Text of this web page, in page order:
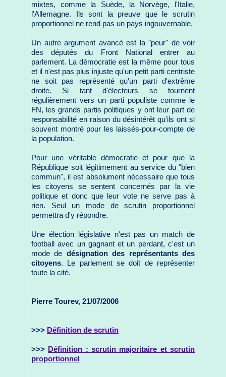
mixtes, comme la Suède, la Norvège, l'Italie,
l'Allemagne. Ils sont la preuve que le scrutin
proportionnel ne rend pas un pays ingouvernable.
Un autre argument avancé est la "peur" de voir
des députés du Front National entrer au
parlement. La démocratie est la même pour tous
et il n'est pas plus injuste qu'un petit parti centriste
ne soit pas représenté qu'un parti d'extrême
droite. Si tant d'électeurs se tournent
régulièrement vers un parti populiste comme le
FN, les grands partis politiques y ont leur part de
responsabilité en raison du désintérêt qu'ils ont si
souvent montré pour les laissés-pour-compte de
la population.
Pour une véritable démocratie et pour que la
République soit légitimement au service du "bien
commun", il est absolument nécessaire que tous
les citoyens se sentent concernés par la vie
politique et donc que leur vote ne serve pas à
rien. Seul un mode de scrutin proportionnel
permettra d'y répondre.
Une élection législative n'est pas un match de
football avec un gagnant et un perdant, c'est un
mode de désignation des représentants des
citoyens. Le parlement se doit de représenter
toute la cité.
Pierre Tourev, 21/07/2006
>>> Définition de scrutin
>>> Définition : scrutin majoritaire et scrutin
proportionnel